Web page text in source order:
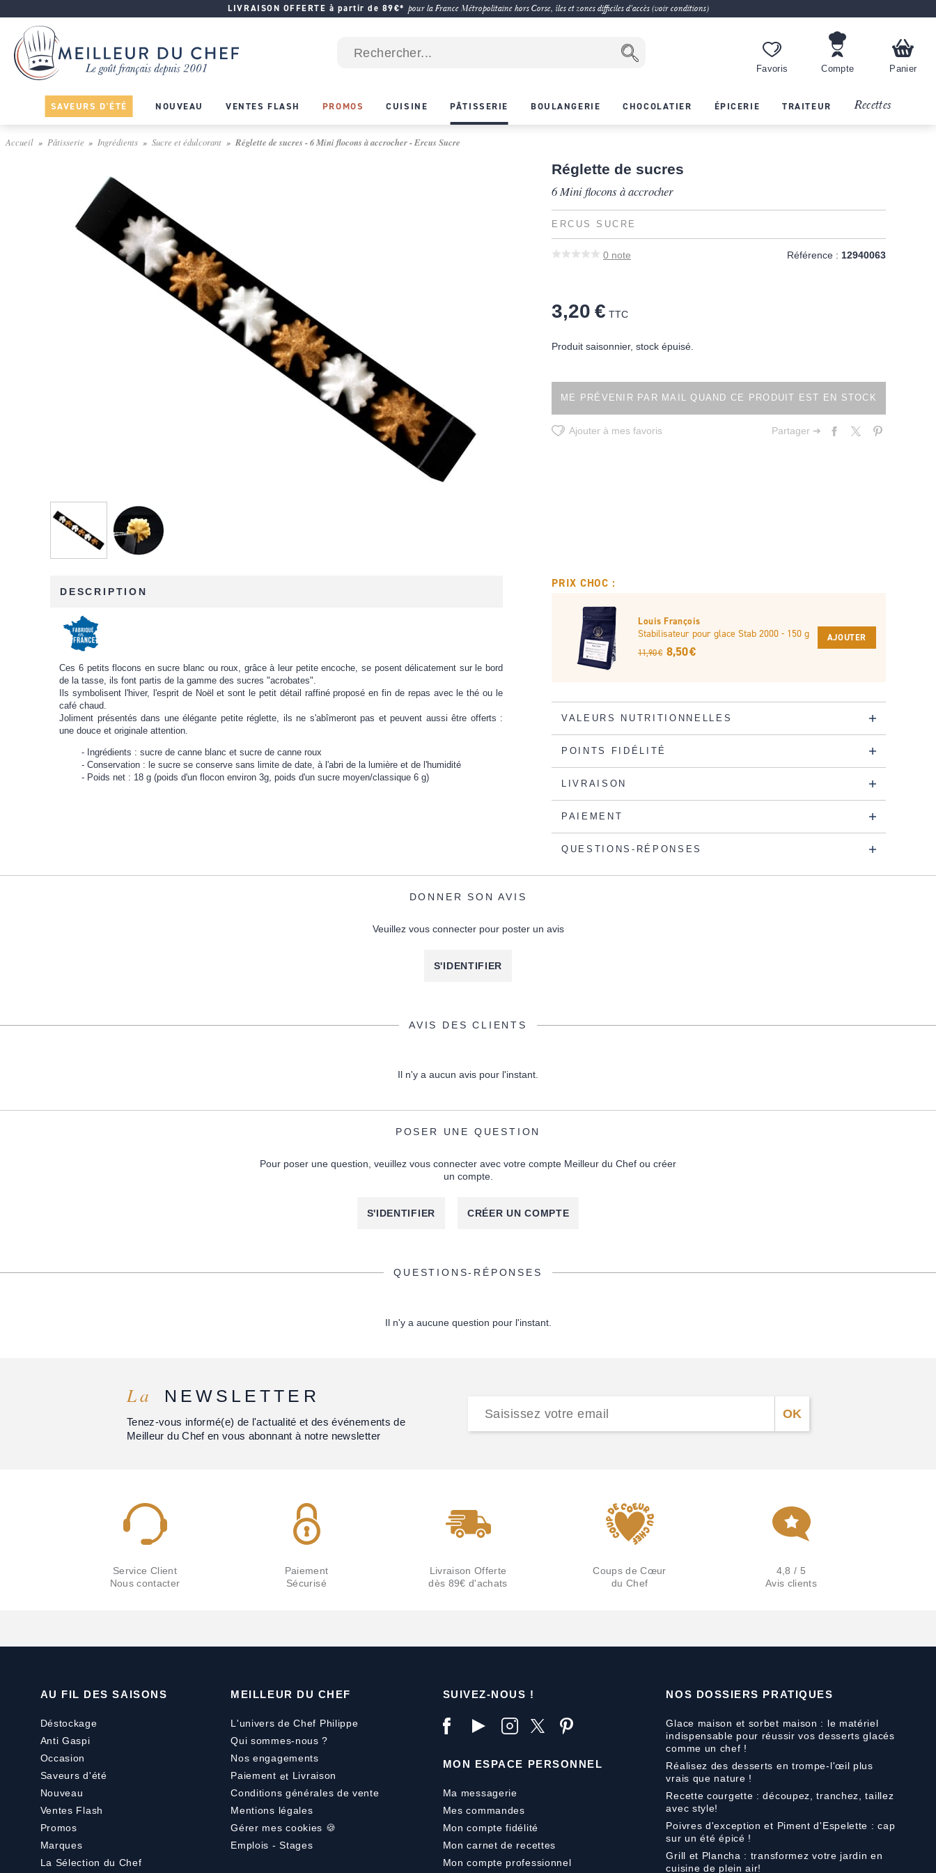
LIVRAISON OFFERTE à partir de 89€* pour la France Métropolitaine hors Corse, îles et zones difficiles d'accès (voir conditions)
Favoris Compte Panier
SAVEURS D'ÉTÉ NOUVEAU VENTES FLASH PROMOS CUISINE PÂTISSERIE BOULANGERIE CHOCOLATIER ÉPICERIE TRAITEUR Recettes
Accueil Pâtisserie Ingrédients Sucre et édulcorant Réglette de sucres - 6 Mini flocons à accrocher - Ercus Sucre
Réglette de sucres
6 Mini flocons à accrocher
ERCUS SUCRE
0 note Référence : 12940063
3,20 € TTC
Produit saisonnier, stock épuisé.
ME PRÉVENIR PAR MAIL QUAND CE PRODUIT EST EN STOCK
Ajouter à mes favoris Partager ➔
DESCRIPTION
Ces 6 petits flocons en sucre blanc ou roux, grâce à leur petite encoche, se posent délicatement sur le bord
de la tasse, ils font partis de la gamme des sucres "acrobates".
Ils symbolisent l'hiver, l'esprit de Noël et sont le petit détail raffiné proposé en fin de repas avec le thé ou le
café chaud.
Joliment présentés dans une élégante petite réglette, ils ne s'abîmeront pas et peuvent aussi être offerts :
une douce et originale attention.
Ingrédients : sucre de canne blanc et sucre de canne roux
Conservation : le sucre se conserve sans limite de date, à l'abri de la lumière et de l'humidité
Poids net : 18 g (poids d'un flocon environ 3g, poids d'un sucre moyen/classique 6 g)
PRIX CHOC :
Louis François
Stabilisateur pour glace Stab 2000 - 150 g
11,90 € 8,50 €
AJOUTER
VALEURS NUTRITIONNELLES
POINTS FIDÉLITÉ
LIVRAISON
PAIEMENT
QUESTIONS-RÉPONSES
DONNER SON AVIS
Veuillez vous connecter pour poster un avis
S'IDENTIFIER
AVIS DES CLIENTS
Il n'y a aucun avis pour l'instant.
POSER UNE QUESTION
Pour poser une question, veuillez vous connecter avec votre compte Meilleur du Chef ou créer
un compte.
S'IDENTIFIER CRÉER UN COMPTE
QUESTIONS-RÉPONSES
Il n'y a aucune question pour l'instant.
La NEWSLETTER
Tenez-vous informé(e) de l'actualité et des événements de
Meilleur du Chef en vous abonnant à notre newsletter
Service Client
Nous contacter
Paiement
Sécurisé
Livraison Offerte
dès 89€ d'achats
Coups de Cœur
du Chef
4,8 / 5
Avis clients
AU FIL DES SAISONS
Déstockage
Anti Gaspi
Occasion
Saveurs d'été
Nouveau
Ventes Flash
Promos
Marques
La Sélection du Chef
MEILLEUR DU CHEF
L'univers de Chef Philippe
Qui sommes-nous ?
Nos engagements
Paiement et Livraison
Conditions générales de vente
Mentions légales
Gérer mes cookies 🍪
Emplois - Stages
SUIVEZ-NOUS !
MON ESPACE PERSONNEL
Ma messagerie
Mes commandes
Mon compte fidélité
Mon carnet de recettes
Mon compte professionnel
NOS DOSSIERS PRATIQUES
Glace maison et sorbet maison : le matériel
indispensable pour réussir vos desserts glacés
comme un chef !
Réalisez des desserts en trompe-l'œil plus
vrais que nature !
Recette courgette : découpez, tranchez, taillez
avec style!
Poivres d'exception et Piment d'Espelette : cap
sur un été épicé !
Grill et Plancha : transformez votre jardin en
cuisine de plein air!